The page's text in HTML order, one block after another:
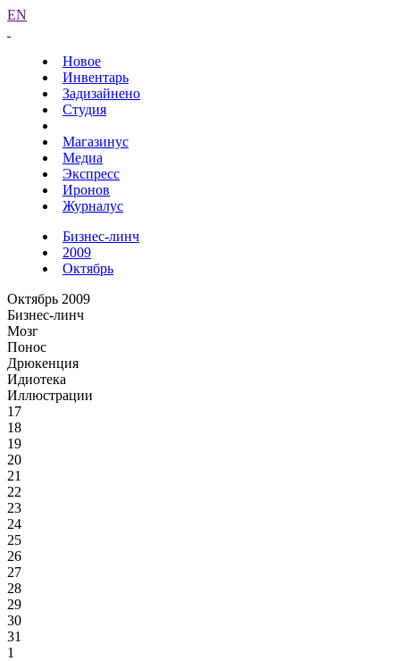
EN
Новое
Инвентарь
Задизайнено
Студия
Магазинус
Медиа
Экспресс
Иронов
Журналус
Бизнес-линч
2009
Октябрь
Октябрь 2009
Бизнес-линч
Мозг
Понос
Дрюкенция
Идиотека
Иллюстрации
17
18
19
20
21
22
23
24
25
26
27
28
29
30
31
1